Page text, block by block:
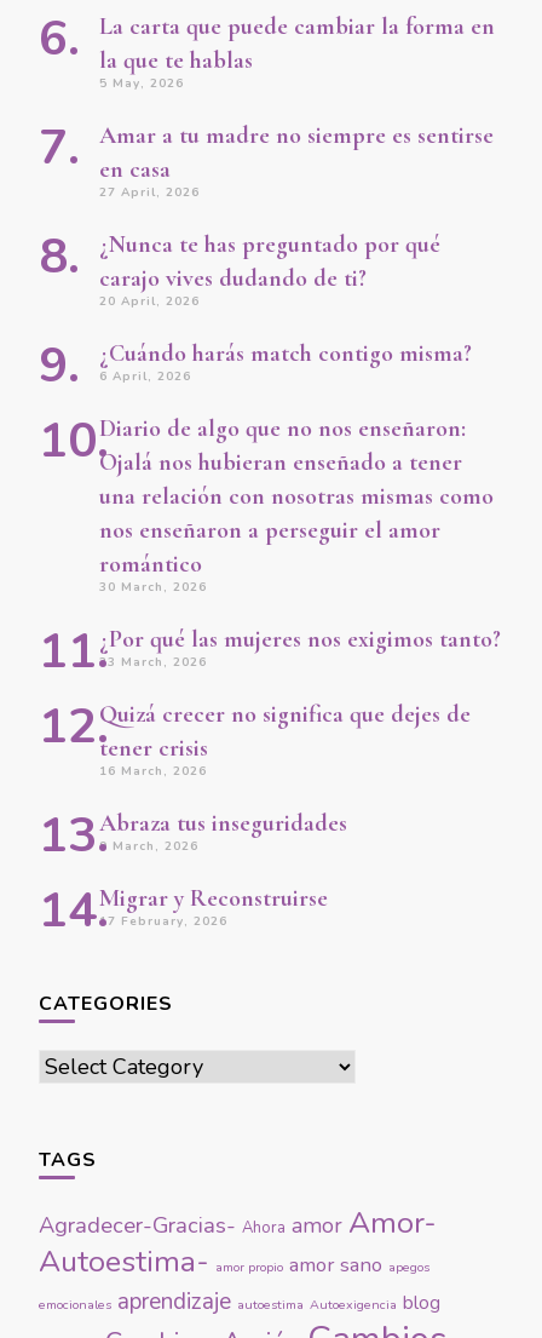
La carta que puede cambiar la forma en
la que te hablas
5 May, 2026
Amar a tu madre no siempre es sentirse
en casa
27 April, 2026
¿Nunca te has preguntado por qué
carajo vives dudando de ti?
20 April, 2026
¿Cuándo harás match contigo misma?
6 April, 2026
Diario de algo que no nos enseñaron:
Ojalá nos hubieran enseñado a tener
una relación con nosotras mismas como
nos enseñaron a perseguir el amor
romántico
30 March, 2026
¿Por qué las mujeres nos exigimos tanto?
23 March, 2026
Quizá crecer no significa que dejes de
tener crisis
16 March, 2026
Abraza tus inseguridades
9 March, 2026
Migrar y Reconstruirse
17 February, 2026
CATEGORIES
Categories
TAGS
Agradecer-Gracias- Ahora amor Amor-
Autoestima- amor propio amor sano apegos
emocionales aprendizaje autoestima Autoexigencia blog